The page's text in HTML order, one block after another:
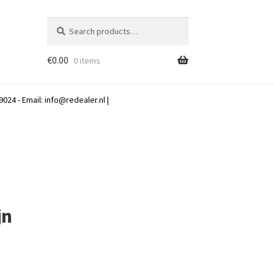
for:
€0.00 0 items
- Email: info@redealer.nl|